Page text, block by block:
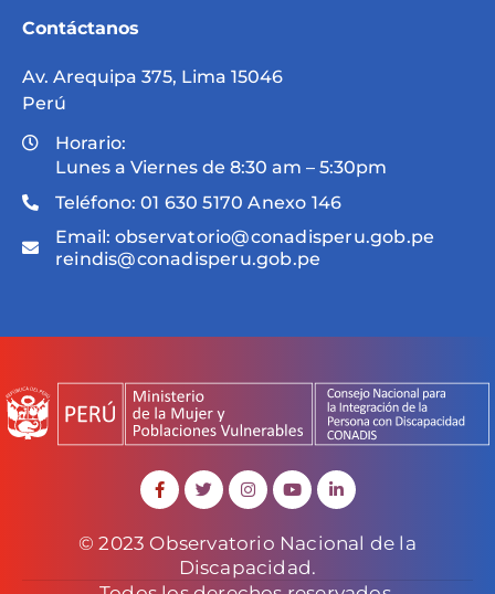
Contáctanos
Av. Arequipa 375, Lima 15046
Perú
Horario:
Lunes a Viernes de 8:30 am – 5:30pm
Teléfono: 01 630 5170 Anexo 146
Email: observatorio@conadisperu.gob.pe
reindis@conadisperu.gob.pe
© 2023 Observatorio Nacional de la
Discapacidad.